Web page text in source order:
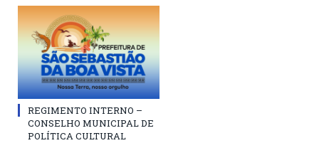
REGIMENTO INTERNO –
CONSELHO MUNICIPAL DE
POLÍTICA CULTURAL